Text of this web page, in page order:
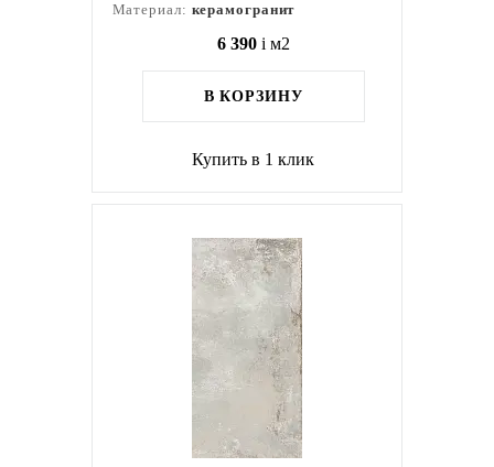
Материал: керамогранит
6 390 i м2
В КОРЗИНУ
Купить в 1 клик